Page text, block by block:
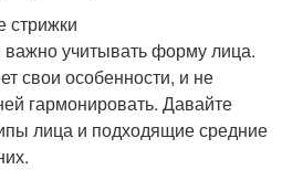
стрижки
учитывать форму лица.
свои особенности, и не
гармонировать. Давайте
лица и подходящие средние